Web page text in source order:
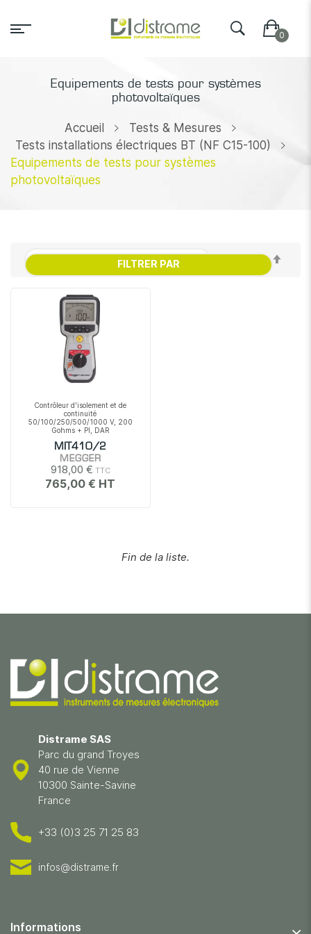
Equipements de tests pour systèmes
photovoltaïques
Accueil
Tests & Mesures
Tests installations électriques BT (NF C15-100)
Equipements de tests pour systèmes
photovoltaïques
Contrôleur d'isolement et de
continuité
50/100/250/500/1000 V, 200
Gohms + PI, DAR
MIT410/2
MEGGER
918,00 €
765,00 €
Fin de la liste.
FILTRER PAR
Distrame SAS
Parc du grand Troyes
40 rue de Vienne
10300 Sainte-Savine
France
+33 (0)3 25 71 25 83
infos@distrame.fr
Informations